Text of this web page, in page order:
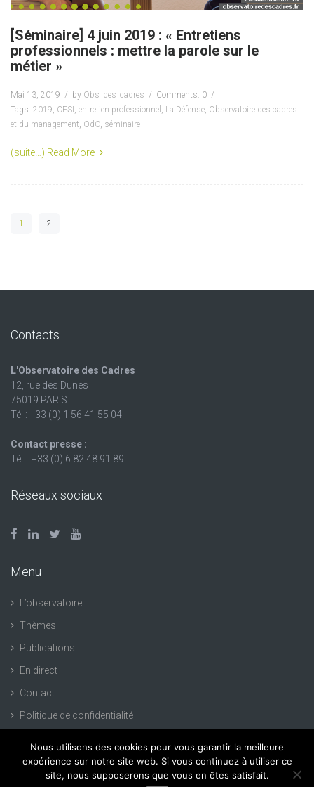
[Séminaire] 4 juin 2019 : « Entretiens
professionnels : mettre la parole sur le
métier »
Mai 13, 2019 by Obs_des_cadres
Comments: 0
Tags: 2019, CESI , entretien professionnel , La Défense, Observatoire des cadres
et du management, OdC, séminaire
(suite…) Read More
1 2
Contacts
L'Observatoire des Cadres
12, rue des Dunes
75019 PARIS
Tél : +33 (0) 1 56 41 55 04
Contact presse :
Tél. : +33 (0) 6 82 48 91 89
Réseaux sociaux
Menu
L’observatoire
Thèmes
Publications
En direct
Contact
Politique de confidentialité
Nous utilisons des cookies pour vous garantir la meilleure
expérience sur notre site web. Si vous continuez à utiliser ce
site, nous supposerons que vous en êtes satisfait.